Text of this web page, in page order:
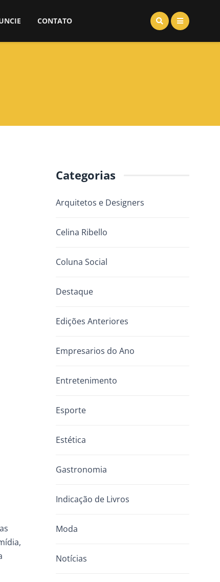
CONTATO
Categorias
Arquitetos e Designers
Celina Ribello
Coluna Social
Destaque
Edições Anteriores
Empresarios do Ano
Entretenimento
Esporte
Estética
Gastronomia
Indicação de Livros
Moda
Notícias